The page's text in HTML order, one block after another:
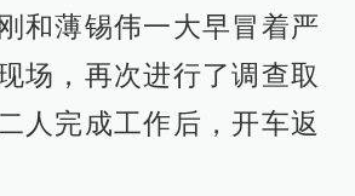
和薄锡伟一大早冒着严
场，再次进行了调查取
人完成工作后，开车返